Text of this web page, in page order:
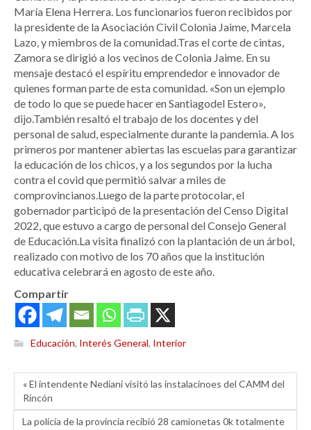
María Elena Herrera. Los funcionarios fueron recibidos por
la presidente de la Asociación Civil Colonia Jaime, Marcela
Lazo, y miembros de la comunidad.Tras el corte de cintas,
Zamora se dirigió a los vecinos de Colonia Jaime. En su
mensaje destacó el espíritu emprendedor e innovador de
quienes forman parte de esta comunidad. «Son un ejemplo
de todo lo que se puede hacer en Santiagodel Estero»,
dijo.También resaltó el trabajo de los docentes y del
personal de salud, especialmente durante la pandemia. A los
primeros por mantener abiertas las escuelas para garantizar
la educación de los chicos, y a los segundos por la lucha
contra el covid que permitió salvar a miles de
comprovincianos.Luego de la parte protocolar, el
gobernador participó de la presentación del Censo Digital
2022, que estuvo a cargo de personal del Consejo General
de Educación.La visita finalizó con la plantación de un árbol,
realizado con motivo de los 70 años que la institución
educativa celebrará en agosto de este año.
Compartir
Educación, Interés General, Interior
« El intendente Nediani visitó las instalacinoes del CAMM del
Rincón
La policía de la provincia recibió 28 camionetas 0k totalmente